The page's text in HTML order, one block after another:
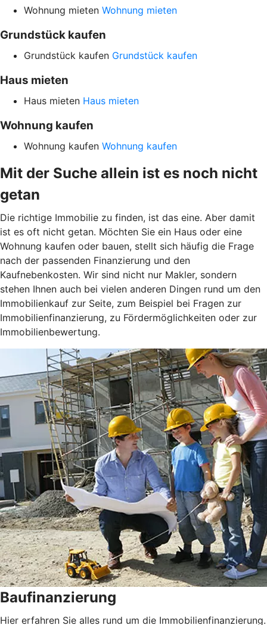
Wohnung mieten Wohnung mieten
Grundstück kaufen
Grundstück kaufen Grundstück kaufen
Haus mieten
Haus mieten Haus mieten
Wohnung kaufen
Wohnung kaufen Wohnung kaufen
Mit der Suche allein ist es noch nicht
getan
Die richtige Immobilie zu finden, ist das eine. Aber damit
ist es oft nicht getan. Möchten Sie ein Haus oder eine
Wohnung kaufen oder bauen, stellt sich häufig die Frage
nach der passenden Finanzierung und den
Kaufnebenkosten. Wir sind nicht nur Makler, sondern
stehen Ihnen auch bei vielen anderen Dingen rund um den
Immobilienkauf zur Seite, zum Beispiel bei Fragen zur
Immobilienfinanzierung, zu Fördermöglichkeiten oder zur
Immobilienbewertung.
Baufinanzierung
Hier erfahren Sie alles rund um die Immobilienfinanzierung.